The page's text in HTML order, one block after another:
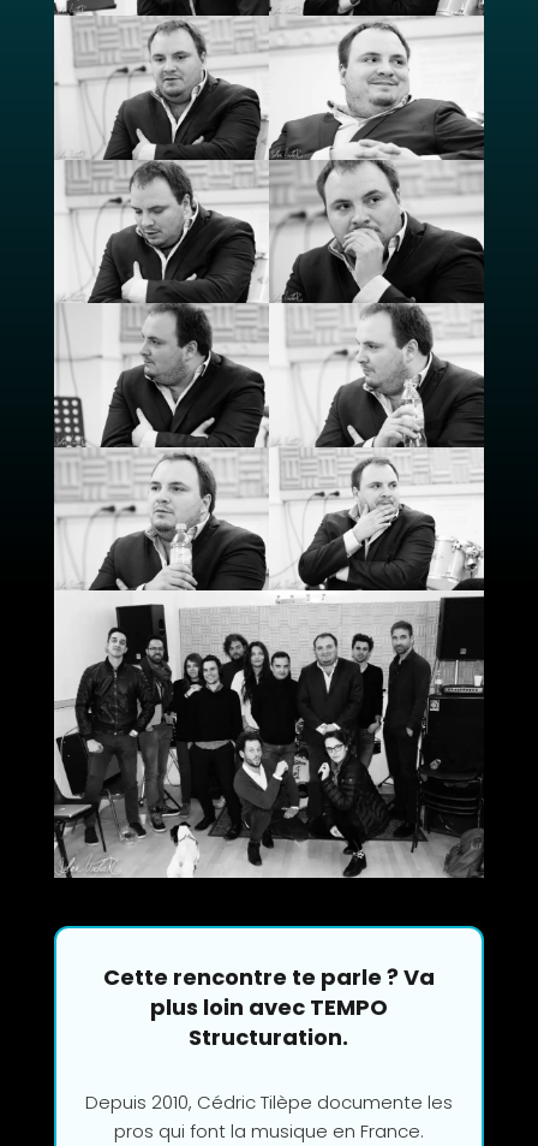
Cette rencontre te parle ? Va
plus loin avec TEMPO
Structuration.
Depuis 2010, Cédric Tilèpe documente les
pros qui font la musique en France.